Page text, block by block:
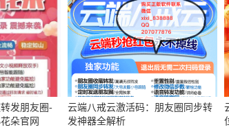
发朋友圈-
朵官网
云端八戒云激活码：朋友圈同步转
发神器全解析